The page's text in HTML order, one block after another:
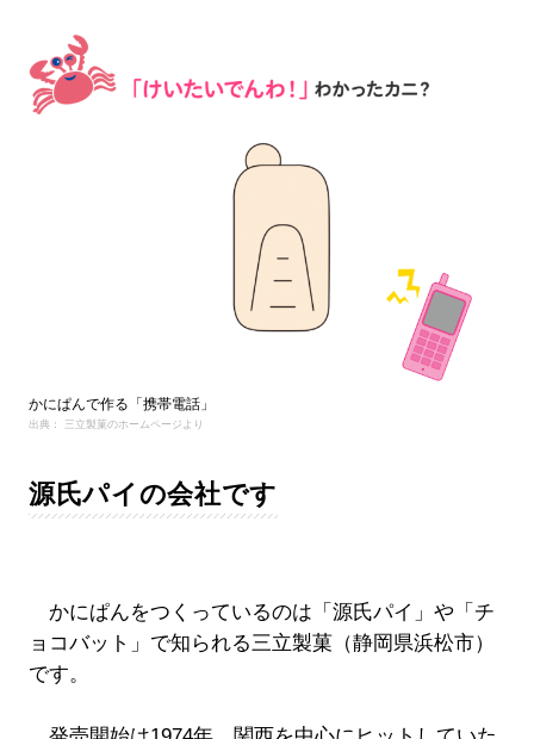
かにぱんで作る「携帯電話」
出典： 三立製菓のホームページより
源氏パイの会社です
かにぱんをつくっているのは「源氏パイ」や「チ
ョコバット」で知られる三立製菓（静岡県浜松市）
です。